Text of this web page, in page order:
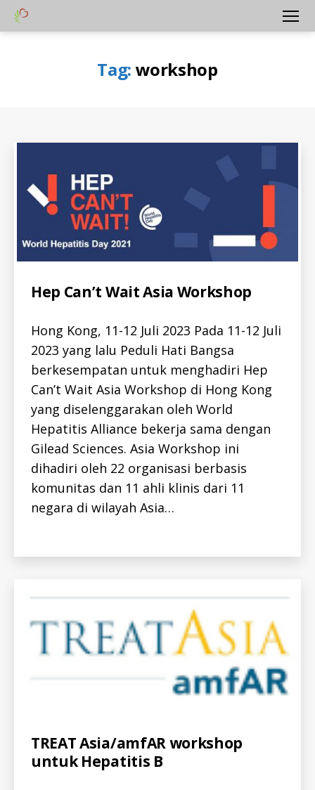
Yayasan
Menu
Tag: workshop
Categories
A
L
I
H
E
P
A
T
I
T
I
-
D
H
E
P
C
A
Hep Can’t Wait Asia Workshop
Hong Kong, 11-12 Juli 2023 Pada 11-12 Juli
2023 yang lalu Peduli Hati Bangsa
berkesempatan untuk menghadiri Hep
Can’t Wait Asia Workshop di Hong Kong
yang diselenggarakan oleh World
Hepatitis Alliance bekerja sama dengan
Gilead Sciences. Asia Workshop ini
dihadiri oleh 22 organisasi berbasis
komunitas dan 11 ahli klinis dari 11
negara di wilayah Asia…
h
e
p
-
a
n
t-
ai
t,
h
s
w
Categories
A
L
L
-
TREAT Asia/amfAR workshop
untuk Hepatitis B
a